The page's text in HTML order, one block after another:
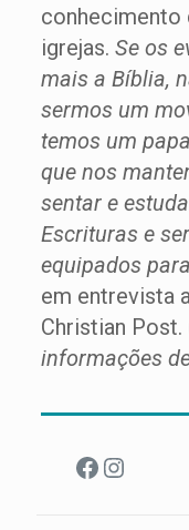
conhecimento
igrejas. Se os
mais a Bíblia,
sermos um
temos um
que nos
sentar e
Escrituras e
equipados
em entrevista
Christian Post.
informações
Facebook